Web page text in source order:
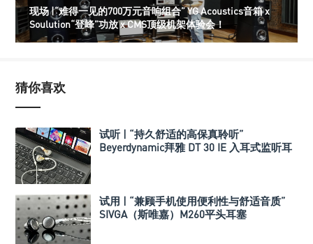
现场 |“难得一见的700万元音响组合” YG Acoustics音箱 x
Soulution“登峰”功放 x CMS顶级机架体验会！
猜你喜欢
试听 | “持久舒适的高保真聆听”
Beyerdynamic拜雅 DT 30 IE 入耳式监听耳
试用 | “兼顾手机使用便利性与舒适音质”
SIVGA（斯唯嘉）M260平头耳塞